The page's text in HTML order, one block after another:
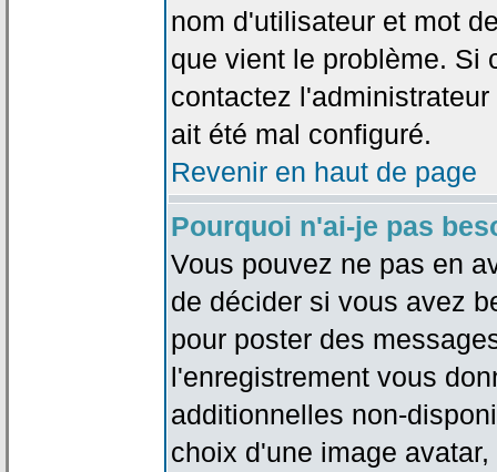
nom d'utilisateur et mot
que vient le problème. Si
contactez
ait été mal configuré.
Revenir en haut de page
Pourquoi n'ai-je pas
Vous pouvez ne pas en
de décider si vous avez
pour poster des
l'enregistrement vous
additionnelles non-
choix d'une image